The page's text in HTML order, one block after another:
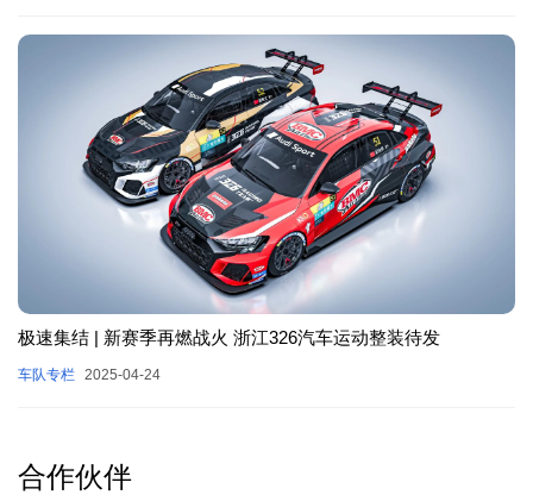
极速集结 | 新赛季再燃战火 浙江326汽车运动整装待发
车队专栏 2025-04-24
合作伙伴